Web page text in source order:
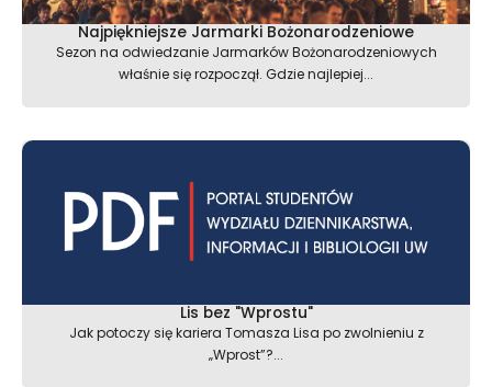
Najpiękniejsze Jarmarki Bożonarodzeniowe
Sezon na odwiedzanie Jarmarków Bożonarodzeniowych
właśnie się rozpoczął. Gdzie najlepiej...
Lis bez "Wprostu"
Jak potoczy się kariera Tomasza Lisa po zwolnieniu z
„Wprost”?...